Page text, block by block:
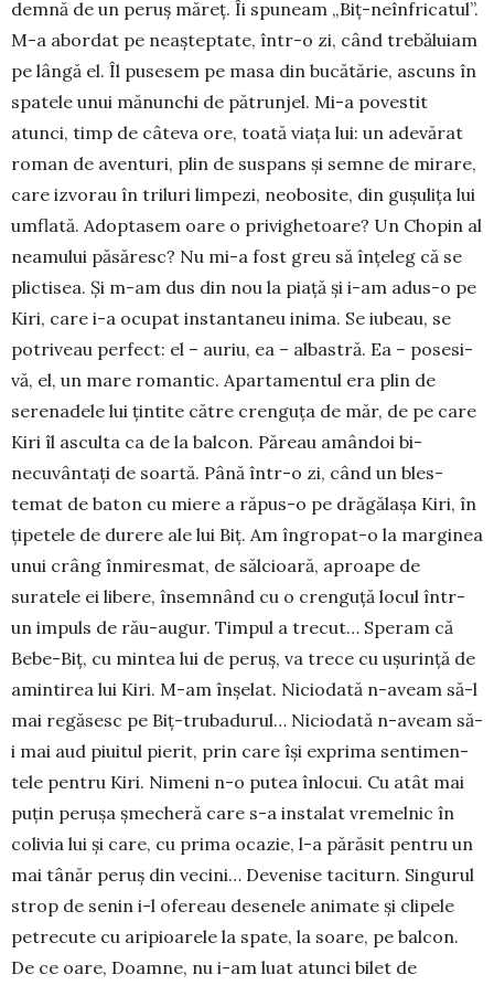
dem­nă de un pe­ruș măreț. Îi spuneam „Biț-ne­în­fri­catul”.
M-a abor­dat pe neașteptate, într-o zi, când tre­băluiam
pe lângă el. Îl pusesem pe masa din bu­cătărie, as­cuns în
spatele unui mănunchi de pă­trunjel. Mi-a po­vestit
atunci, timp de câteva ore, toată viața lui: un adevărat
roman de aven­turi, plin de suspans și sem­ne de mirare,
care izvorau în tri­luri limpezi, neo­bosite, din gușulița lui
umflată. Adop­tasem oa­re o privighetoare? Un Chopin al
nea­mului pă­să­resc? Nu mi-a fost greu să înțeleg că se
plictisea. Și m-am dus din nou la piață și i-am adus-o pe
Kiri, care i-a ocupat ins­tan­taneu inima. Se iu­beau, se
po­triveau perfect: el – auriu, ea – al­bas­tră. Ea – po­se­si­
vă, el, un ma­re romantic. Apar­ta­mentul era plin de
serenadele lui țintite către cren­guța de măr, de pe care
Kiri îl asculta ca de la bal­con. Păreau amân­doi bi­
necuvântați de soartă. Până în­tr-o zi, când un bles­­
temat de baton cu miere a ră­pus-o pe dră­gălașa Kiri, în
țipetele de durere ale lui Biț. Am îngropat-o la mar­gi­nea
unui crâng în­mi­res­mat, de săl­ci­oară, a­proa­pe de
suratele ei libere, în­sem­nând cu o crenguță locul într-
un impuls de rău-au­gur. Timpul a tre­cut… Spe­ram că
Bebe-Biț, cu min­­tea lui de pe­ruș, va tre­ce cu ușurință de
amin­tirea lui Kiri. M-am înșelat. Nicio­dată n-aveam să-l
mai re­gă­sesc pe Biț-truba­du­rul… Niciodată n-aveam să-
i mai aud piuitul pierit, prin care își ex­prima sen­timen­
te­le pentru Kiri. Nimeni n-o putea înlocui. Cu atât mai
puțin pe­ru­șa șmecheră ca­re s-a instalat vre­­mel­nic în
co­livia lui și care, cu prima ocazie, l-a pă­răsit pen­tru un
mai tâ­năr peruș din ve­­cini… De­venise ta­citurn. Sin­gu­rul
strop de se­nin i-l ofereau de­­senele ani­ma­te și cli­­pe­le
pe­trecute cu aripioarele la spate, la soa­re, pe bal­con.
De ce oare, Doam­ne, nu i-am luat atunci bilet de